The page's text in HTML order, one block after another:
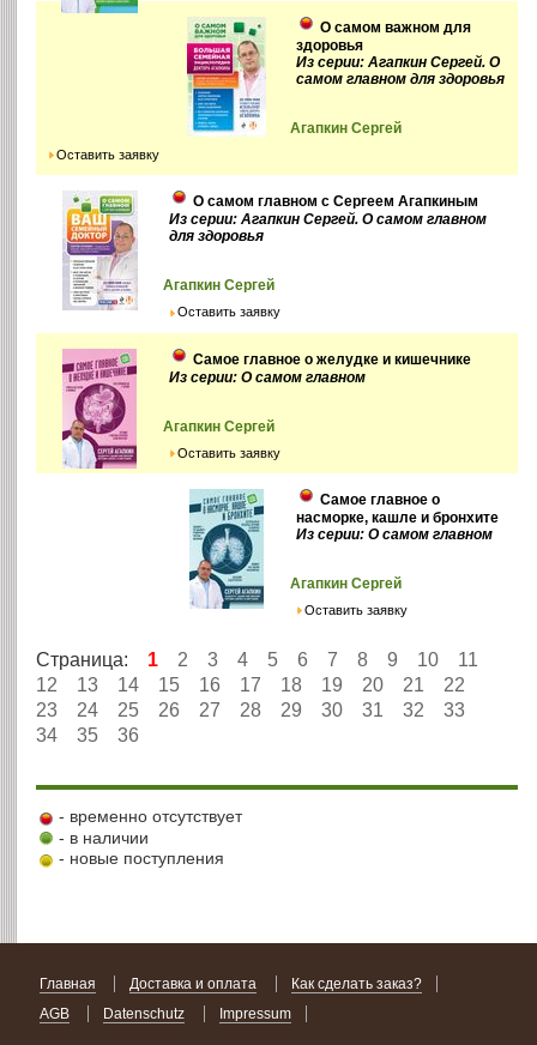
О самом важном для
здоровья
Из серии: Агапкин Сергей. О
самом главном для здоровья
Агапкин Сергей
Оставить заявку
О самом главном с Сергеем Агапкиным
Из серии: Агапкин Сергей. О самом главном
для здоровья
Агапкин Сергей
Оставить заявку
Самое главное о желудке и кишечнике
Из серии: О самом главном
Агапкин Сергей
Оставить заявку
Самое главное о
насморке, кашле и бронхите
Из серии: О самом главном
Агапкин Сергей
Оставить заявку
Страница: 1 2 3 4 5 6 7 8 9 10
11
12
13 14 15 16 17 18 19 20 21
22
23
24 25 26 27 28 29 30 31 32
33
34
35 36
- временно отсутствует
- в наличии
- новые поступления
Главная Доставка и оплата
Как сделать заказ?
AGB
Datenschutz Impressum